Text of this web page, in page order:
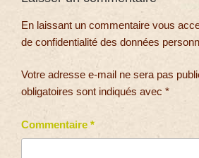
En laissant un commentaire vous
de confidentialité des données
Votre adresse e-mail ne sera pas
obligatoires sont indiqués avec *
Commentaire *